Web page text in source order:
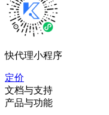
快代理小程序
定价
文档与支持
产品与功能